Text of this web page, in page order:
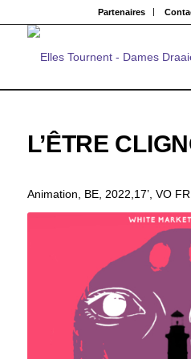
Partenaires
L’ÊTRE
Animation, BE, 2022,17’, VO